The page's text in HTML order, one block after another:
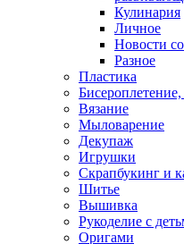
Кулинария
Личное
Новости
Разное
Пластика
Вязание
Мыловарение
Декупаж
Игрушки
Скрапбукинг и
Шитье
Вышивка
Рукоделие с
Оригами